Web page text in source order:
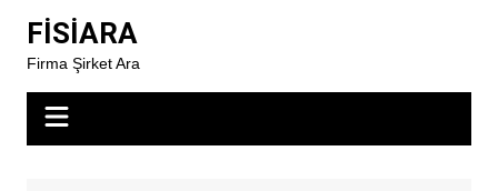
content
FİSİARA
Firma Şirket Ara